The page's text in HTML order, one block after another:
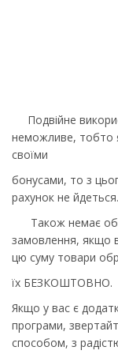
Подвійне
неможливе, тобто
своїми
бонусами, то з
рахунок не йдеться.
Також немає
замовлення, якщо
цю суму товари
їх БЕЗКОШТОВНО.
Якщо у вас є
програми,
способом, з